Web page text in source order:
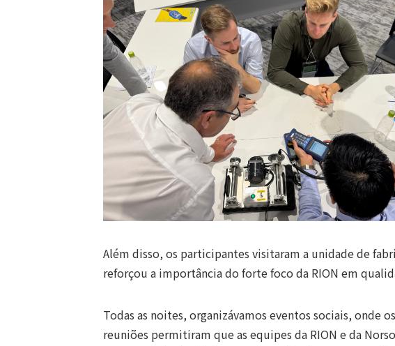
Além disso, os participantes visitaram a unidade de
reforçou a importância do forte foco da RION em
Todas as noites, organizávamos eventos sociais, onde
reuniões permitiram que as equipes da RION e da